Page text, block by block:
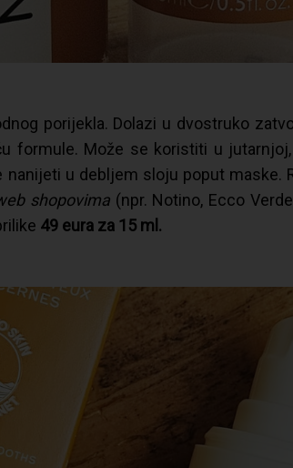
porijekla. Dolazi u dvostruko
formule. Može se koristiti u
nanijeti u debljem sloju poput maske.
shopovima(npr. Notino, Ecco
49 eura za 15 ml.